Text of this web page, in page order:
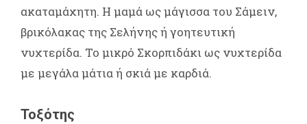
ακαταμάχητη. Η μαμά ως μάγισσα του Σάμειν,
βρικόλακας της Σελήνης ή γοητευτική
νυχτερίδα. Το μικρό Σκορπιδάκι ως νυχτερίδα
με μεγάλα μάτια ή σκιά με καρδιά.
Τοξότης